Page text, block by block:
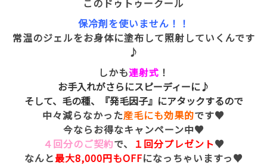
保冷剤を使いません！！
常温のジェルをお身体に塗布して照射していくんです
♪
しかも連射式 ！
お手入れがさらにスピーディーに♪
そして、毛の種、『発毛因子』にアタックするので
中々減らなかった産毛にも効果的です♥
今ならお得なキャンペーン中♥
４回分のご契約で、 １回分プレゼント♥
なんと最大8,000円もOFFになっちゃいますっ♥